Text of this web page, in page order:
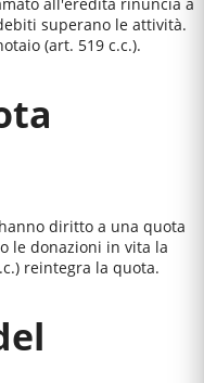
superano le attività.
(art. 519 c.c.).
diritto a una quota
le donazioni in vita la
reintegra la quota.